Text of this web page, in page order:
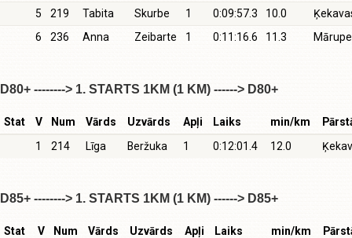
5
219 Tabita Skurbe 1 0:09:57.3 10.0
6
236 Anna Zeibarte 1 0:11:16.6 11.3
D80+ --------> 1. STARTS 1KM (1 KM) ------> D80+
Stat V Num Vārds Uzvārds Apļi Laiks min/km
1
214 Līga Beržuka 1 0:12:01.4 12.0
D85+ --------> 1. STARTS 1KM (1 KM) ------> D85+
Stat V Num Vārds Uzvārds Apļi Laiks min/km